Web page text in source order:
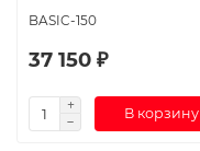
BASIC-150
37 150 ₽
В корзину